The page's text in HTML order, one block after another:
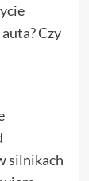
Czy
silnikach